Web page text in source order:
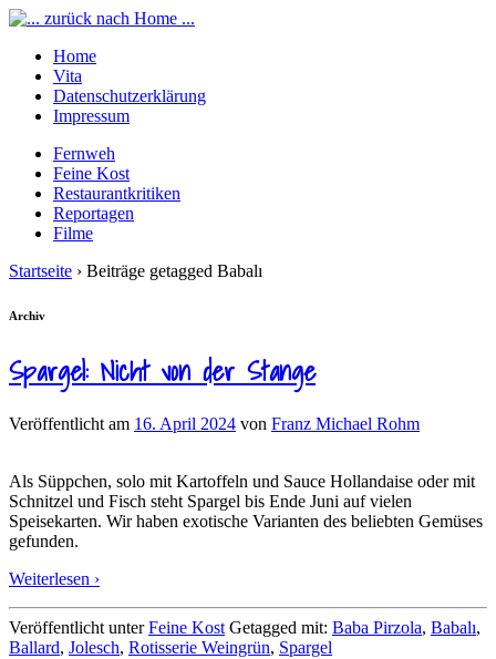
Home
Vita
Datenschutzerklärung
Impressum
Fernweh
Feine Kost
Restaurantkritiken
Reportagen
Filme
Startseite › Beiträge getagged Babalı
Archiv
Spargel: Nicht von der Stange
Veröffentlicht am 16. April 2024 von Franz Michael Rohm
Als Süppchen, solo mit Kartoffeln und Sauce Hollandaise oder mit
Schnitzel und Fisch steht Spargel bis Ende Juni auf vielen
Speisekarten. Wir haben exotische Varianten des beliebten Gemüses
gefunden.
Weiterlesen ›
Veröffentlicht unterFeine Kost Getagged mit: Baba Pirzola, Babalı,
Ballard, Jolesch, Rotisserie Weingrün, Spargel